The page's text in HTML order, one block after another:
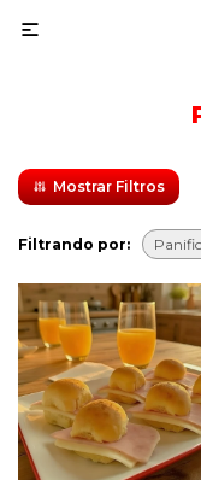

Filtrando por:
Seis pebetes con
queso y manteca.